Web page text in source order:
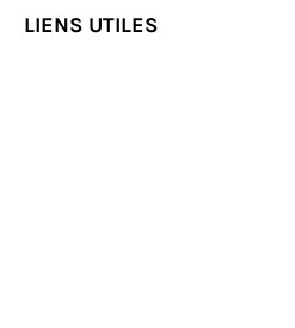
LIENS UTILES